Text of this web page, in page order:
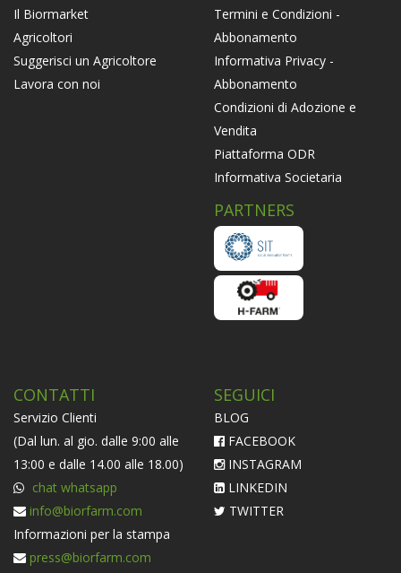
Il Biormarket
Agricoltori
Suggerisci un Agricoltore
Lavora con noi
Termini e Condizioni -
Abbonamento
Informativa Privacy -
Abbonamento
Condizioni di Adozione e
Vendita
Piattaforma ODR
Informativa Societaria
PARTNERS
CONTATTI
Servizio Clienti
(Dal lun. al gio. dalle 9:00 alle
13:00 e dalle 14.00 alle 18.00)
chat whatsapp
info@biorfarm.com
Informazioni per la stampa
press@biorfarm.com
SEGUICI
BLOG
FACEBOOK
INSTAGRAM
LINKEDIN
TWITTER